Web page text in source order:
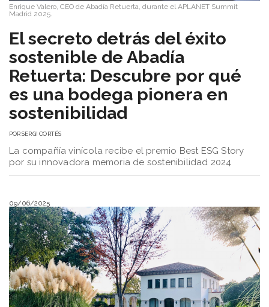
Enrique Valero, CEO de Abadía Retuerta, durante el APLANET Summit
Madrid 2025.
El secreto detrás del éxito
sostenible de Abadía
Retuerta: Descubre por qué
es una bodega pionera en
sostenibilidad
PORSERGI CORTÉS
La compañía vinícola recibe el premio Best ESG Story
por su innovadora memoria de sostenibilidad 2024
09/06/2025